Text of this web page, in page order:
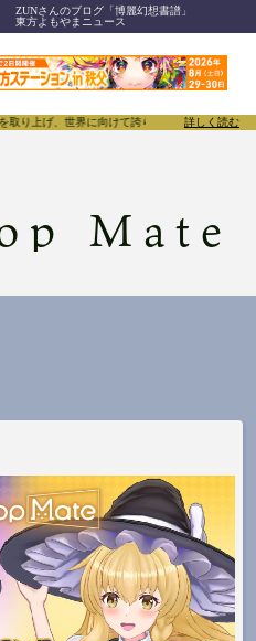
ZUNさんのブログ「博麗幻想書譜」
東方よもやまニュース
、世界に向けて誇らしく発信することで、
詳しく読む
Mate